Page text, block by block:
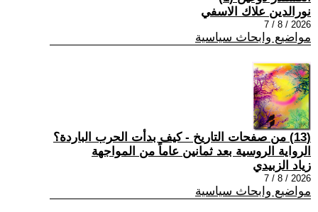
نورالدين علاك الاسفي
2026 / 8 / 7
مواضيع وابحاث سياسية
(13) من صفحات التاريخ - كيف بدأت الحرب الباردة؟
الرواية الروسية بعد ثمانين عاماً من المواجهة
زياد الزبيدي
2026 / 8 / 7
مواضيع وابحاث سياسية